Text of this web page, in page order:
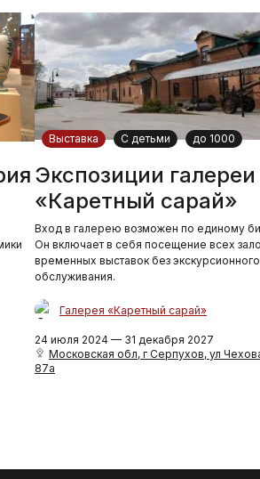
Выставка С детьми до 1000
Экспозиции галереи
«Каретный сарай»
Вход в галерею возможен по единому
Он включает в себя посещение всех
временных выставок без экскурсионного
обслуживания.
Галерея «Каретный сарай»
24 июля 2024 — 31 декабря 2027
Московская обл, г Серпухов, ул
87а